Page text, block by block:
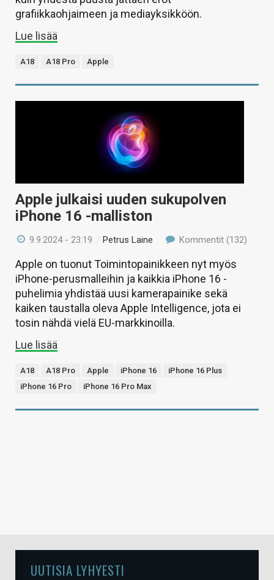
grafiikkaohjaimeen ja mediayksikköön.
Lue lisää
A18 A18 Pro Apple
Apple julkaisi uuden sukupolven
iPhone 16 -malliston
9.9.2024 - 23:19 /Petrus Laine Kommentit (132)
Apple on tuonut Toimintopainikkeen nyt myös
iPhone-perusmalleihin ja kaikkia iPhone 16 -
puhelimia yhdistää uusi kamerapainike sekä
kaiken taustalla oleva Apple Intelligence, jota ei
tosin nähdä vielä EU-markkinoilla.
Lue lisää
A18 A18 Pro Apple iPhone 16
iPhone 16 Plus
iPhone 16 Pro
iPhone 16 Pro Max
UUTISIA LYHYESTI